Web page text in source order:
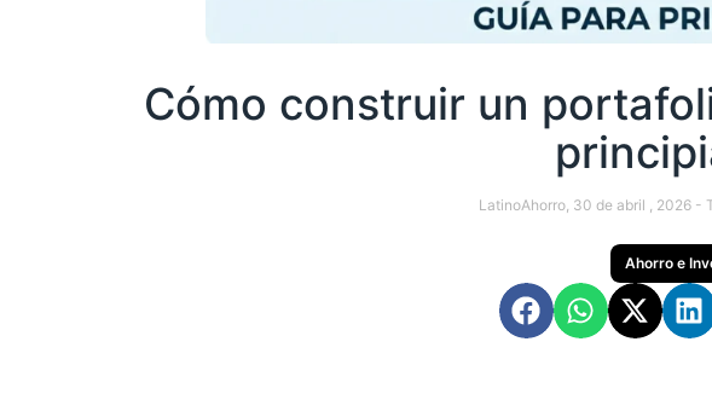
Cómo construir un
LatinoAhorro, 30 de abril , 2026 -
Ahorro e